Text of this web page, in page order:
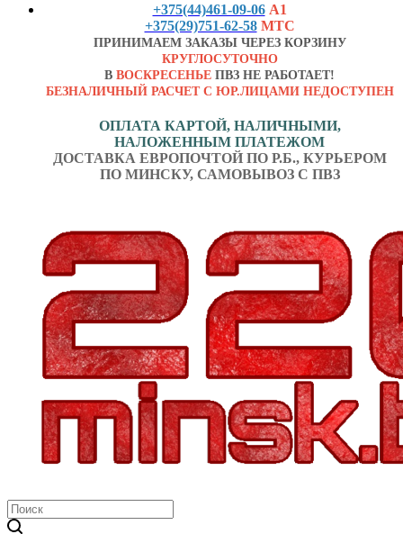
+375(44)461-09-06 А1
+375(29)751-62-58 МТС
ПРИНИМАЕМ ЗАКАЗЫ ЧЕРЕЗ КОРЗИНУ
КРУГЛОСУТОЧНО
В ВОСКРЕСЕНЬЕ ПВЗ НЕ РАБОТАЕТ!
БЕЗНАЛИЧНЫЙ РАСЧЕТ С ЮР.ЛИЦАМИ НЕДОСТУПЕН
ОПЛАТА КАРТОЙ, НАЛИЧНЫМИ,
НАЛОЖЕННЫМ ПЛАТЕЖОМ
ДОСТАВКА ЕВРОПОЧТОЙ ПО Р.Б., КУРЬЕРОМ
ПО МИНСКУ, САМОВЫВОЗ С ПВЗ